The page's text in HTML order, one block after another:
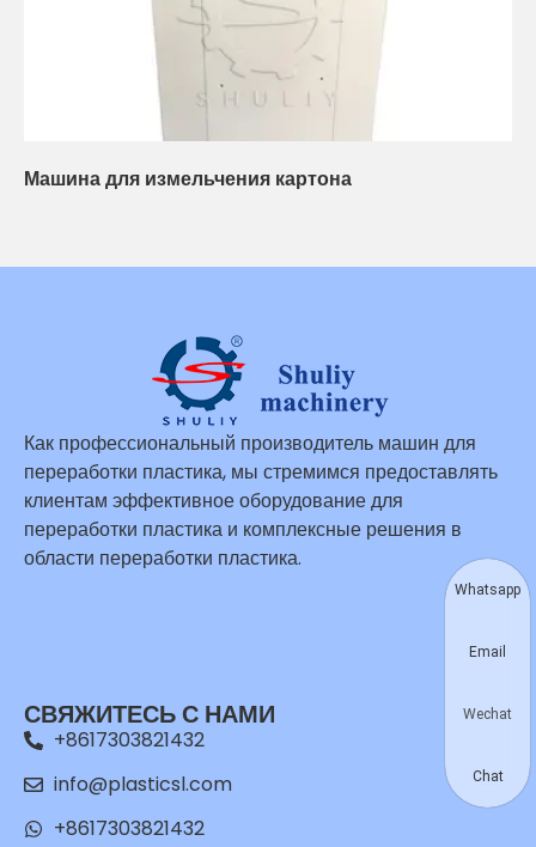
Машина для измельчения картона
Как профессиональный производитель машин для
переработки пластика, мы стремимся предоставлять
клиентам эффективное оборудование для
переработки пластика и комплексные решения в
области переработки пластика.
СВЯЖИТЕСЬ С НАМИ
+8617303821432
info@plasticsl.com
+8617303821432
Whatsapp
Email
Wechat
Chat